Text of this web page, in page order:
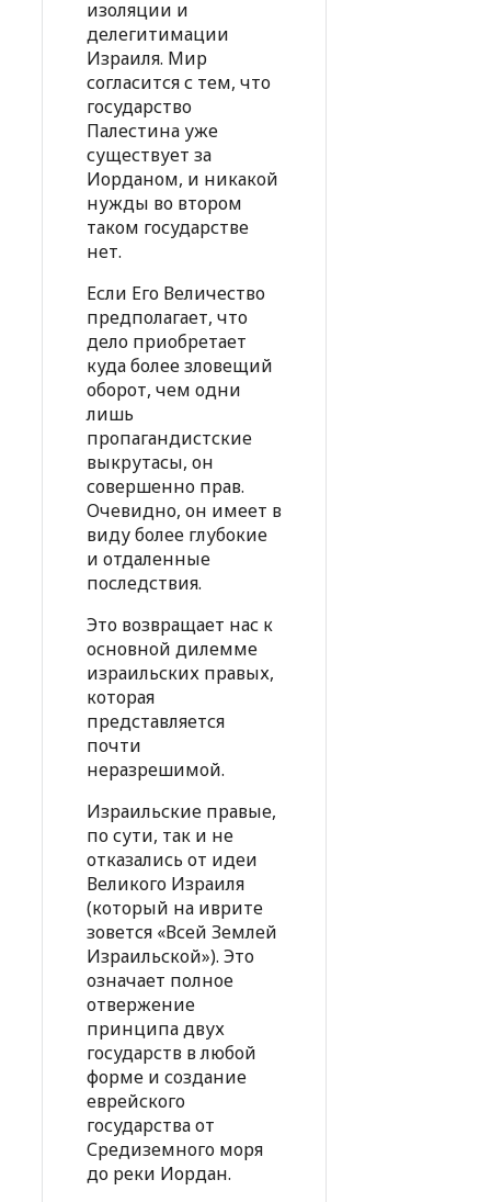
изоляции и
делегитимации
Израиля. Мир
согласится с тем, что
государство
Палестина уже
существует за
Иорданом, и никакой
нужды во втором
таком государстве
нет.
Если Его Величество
предполагает, что
дело приобретает
куда более зловещий
оборот, чем одни
лишь
пропагандистские
выкрутасы, он
совершенно прав.
Очевидно, он имеет в
виду более глубокие
и отдаленные
последствия.
Это возвращает нас к
основной дилемме
израильских правых,
которая
представляется
почти
неразрешимой.
Израильские правые,
по сути, так и не
отказались от идеи
Великого Израиля
(который на иврите
зовется «Всей Землей
Израильской»). Это
означает полное
отвержение
принципа двух
государств в любой
форме и создание
еврейского
государства от
Средиземного моря
до реки Иордан.